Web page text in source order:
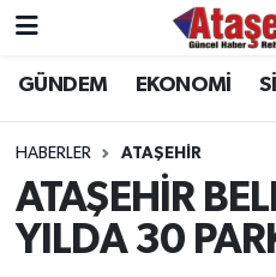
GÜNDEM EKONOMİ
HABERLER ATAŞEHİR
ATAŞEHİR
YILDA 30
Hava Durumu
Trafik Durumu
Süper Lig Puan